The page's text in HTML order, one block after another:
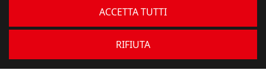
RIFIUTA
ACCETTA TUTTI